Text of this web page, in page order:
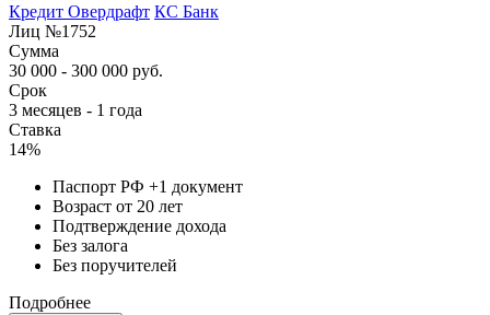
Кредит Овердрафт КС Банк
Лиц №1752
Сумма
30 000 - 300 000 руб.
Срок
3 месяцев - 1 года
Ставка
14%
Паспорт РФ +1 документ
Возраст от 20 лет
Подтверждение дохода
Без залога
Без поручителей
Подробнее